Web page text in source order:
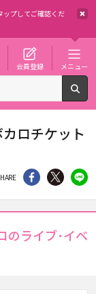
ップしてご確認くだ
会員登録 メニュー
ロチケット
シェア Twitter
のライブ･イベ